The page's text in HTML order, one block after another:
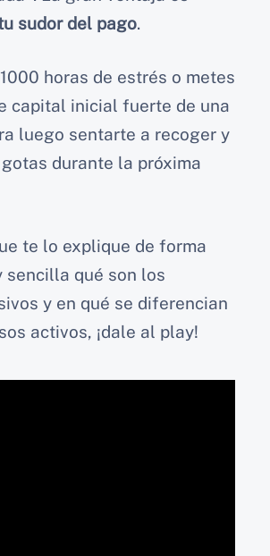
sudor del pago.
horas de estrés o metes
capital inicial fuerte de una
luego sentarte a recoger y
durante la próxima
te lo explique de forma
sencilla qué son los
y en qué se diferencian
activos, ¡dale al play!